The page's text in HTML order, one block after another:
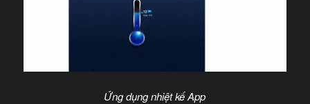
Ứng dụng nhiệt kế App